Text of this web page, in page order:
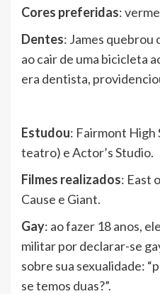
Cores preferidas:
Dentes: James quebrou
ao cair de uma bicicleta
era dentista,
Estudou: Fairmont High
teatro) e Actor’s Studio.
Filmes realizados: East
Cause e Giant.
Gay: ao fazer 18 anos,
militar por declarar-se
sobre sua sexualidade:
se temos duas?”.